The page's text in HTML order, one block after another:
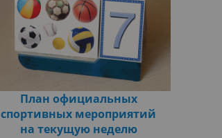
План официальных
спортивных мероприятий
на текущую неделю